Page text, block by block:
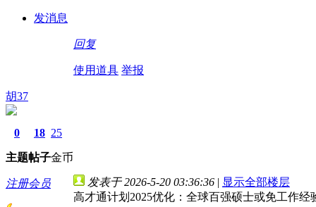
发消息
回复
使用道具 举报
胡37
0
主题
18
帖子
25
金币
注册会员 发表于 2026-5-20 03:36:36 | 显示全部楼层
高才通计划2025优化：全球百强硕士或免工作经